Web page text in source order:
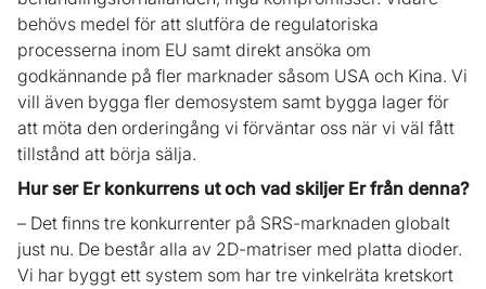
behövs medel för att slutföra de regulatoriska
processerna inom EU samt direkt ansöka om
godkännande på fler marknader såsom USA och Kina. Vi
vill även bygga fler demosystem samt bygga lager för
att möta den orderingång vi förväntar oss när vi väl fått
tillstånd att börja sälja.
Hur ser Er konkurrens ut och vad skiljer Er från denna?
– Det finns tre konkurrenter på SRS-marknaden globalt
just nu. De består alla av 2D-matriser med platta dioder.
Vi har byggt ett system som har tre vinkelräta kretskort